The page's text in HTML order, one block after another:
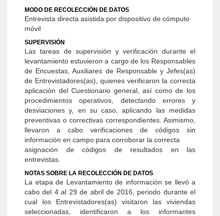
MODO DE RECOLECCIÓN DE DATOS
Entrevista directa asistida por dispositivo de cómputo
móvil
SUPERVISIÓN
Las tareas de supervisión y verificación durante el
levantamiento estuvieron a cargo de los Responsables
de Encuestas, Auxiliares de Responsable y Jefes(as)
de Entrevistadores(as), quienes verificaron la correcta
aplicación del Cuestionario general, así como de los
procedimientos operativos, detectando errores y
desviaciones y, en su caso, aplicando las medidas
preventivas o correctivas correspondientes. Asimismo,
llevaron a cabo verificaciones de códigos sin
información en campo para corroborar la correcta
asignación de códigos de resultados en las
entrevistas.
NOTAS SOBRE LA RECOLECCIÓN DE DATOS
La etapa de Levantamiento de información se llevó a
cabo del 4 al 29 de abril de 2016, periodo durante el
cual los Entrevistadores(as) visitaron las viviendas
seleccionadas, identificaron a los informantes